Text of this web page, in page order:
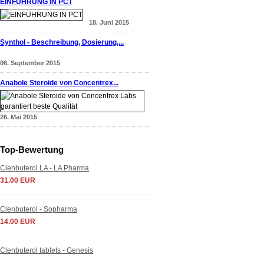
EINFÜHRUNG IN PCT
18. Juni 2015
Synthol - Beschreibung, Dosierung,...
06. September 2015
Anabole Steroide von Concentrex...
26. Mai 2015
Top-Bewertung
Clenbuterol LA - LA Pharma
31.00 EUR
Clenbuterol - Sopharma
14.00 EUR
Clenbuterol tablets - Genesis